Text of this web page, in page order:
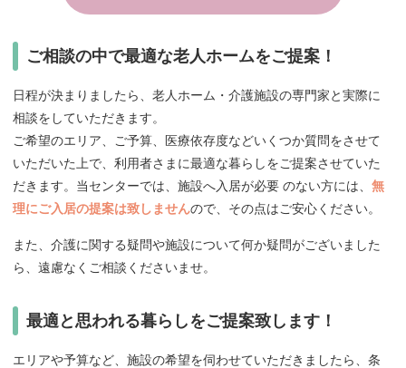
ご相談の中で最適な老人ホームをご提案！
日程が決まりましたら、老人ホーム・介護施設の専門家と実際に
相談をしていただきます。
ご希望のエリア、ご予算、医療依存度などいくつか質問をさせて
いただいた上で、利用者さまに最適な暮らしをご提案させていた
だきます。当センターでは、施設へ入居が必要 のない方には、無
理にご入居の提案は致しませんので、その点はご安心ください。
また、介護に関する疑問や施設について何か疑問がございました
ら、遠慮なくご相談くださいませ。
最適と思われる暮らしをご提案致します！
エリアや予算など、施設の希望を伺わせていただきましたら、条